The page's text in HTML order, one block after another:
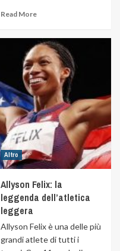
Read More
Altro
Allyson Felix: la
leggenda dell’atletica
leggera
Allyson Felix è una delle più
grandi atlete di tutti i